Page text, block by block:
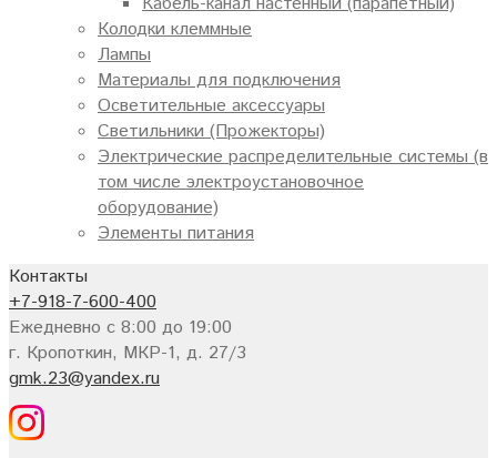
Колодки клеммные
Лампы
Материалы для подключения
Осветительные аксессуары
Светильники (Прожекторы)
Электрические распределительные системы (в
том числе электроустановочное
оборудование)
Элементы питания
Контакты
+7-918-7-600-400
Ежедневно с 8:00 до 19:00
г. Кропоткин, МКР-1, д. 27/3
gmk.23@yandex.ru